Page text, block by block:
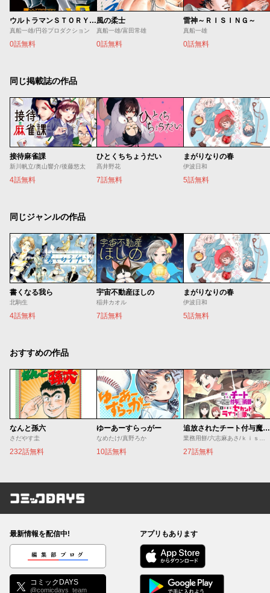
ウルトラマンＳＴＯＲＹ ０
真船一雄/円谷プロダクション
0話無料
風の柔士
真船一雄/富田常雄
0話無料
雷神～ＲＩＳＩＮＧ～
真船一雄
0話無料
同じ掲載誌の作品
接待麻雀課
新川帆立/奥山響介/後藤悠太
4話無料
ひとくちちょうだい
髙井野花
7話無料
まがりなりの春
伊波日和
5話無料
同じジャンルの作品
書くなる我ら
北駒生
4話無料
宇宙不動産ほしの
稲井カオル
7話無料
まがりなりの春
伊波日和
5話無料
おすすめの作品
なんと孫六
さだやす圭
232話無料
ゆーあーすらっがー
なめたけ/真野ろか
10話無料
追放されたチート付与魔術師は気ままなセカンドライフを謳歌する。 ～俺は武器だけじゃなく、あらゆるものに『強化ポイント』を付与できるし、俺の意思でいつでも効果を解除できるけど、残った人たち大丈夫？～
27話無料
コミックDAYS
最新情報を配信中!
編集部ブログ
コミックDAYS
@comicdays_team
アプリもあります